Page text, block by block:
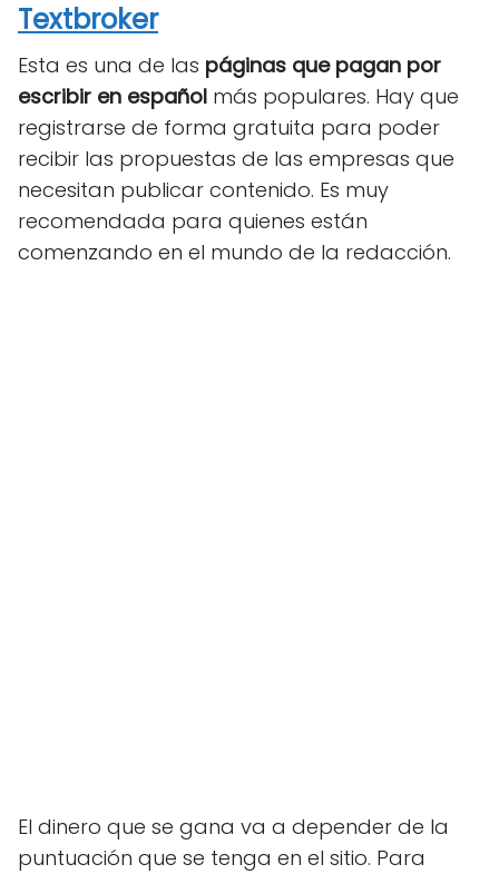
Textbroker
Esta es una de las páginas que pagan por
escribir en español más populares. Hay que
registrarse de forma gratuita para poder
recibir las propuestas de las empresas que
necesitan publicar contenido. Es muy
recomendada para quienes están
comenzando en el mundo de la redacción.
El dinero que se gana va a depender de la
puntuación que se tenga en el sitio. Para